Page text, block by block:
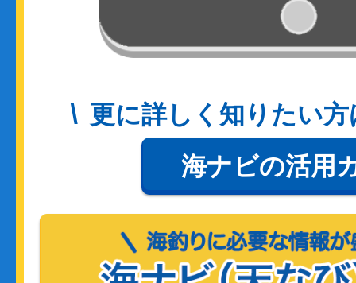
更に詳しく知りたい
海ナビの活用